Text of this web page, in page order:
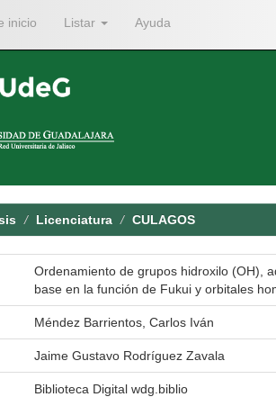
inicio Listar Ayuda
Licenciatura CULAGOS
Ordenamiento de grupos hidroxilo (OH),
base en la función de Fukui y orbitales
Méndez Barrientos, Carlos Iván
Jaime Gustavo Rodríguez Zavala
Biblioteca Digital wdg.biblio